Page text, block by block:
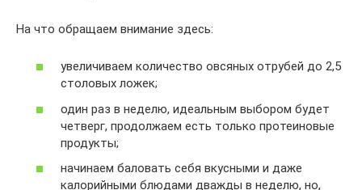
На что обращаем внимание здесь:
увеличиваем количество овсяных отрубей до 2,5
столовых ложек;
один раз в неделю, идеальным выбором будет
четверг, продолжаем есть только протеиновые
продукты;
начинаем баловать себя вкусными и даже
калорийными блюдами дважды в неделю, но,